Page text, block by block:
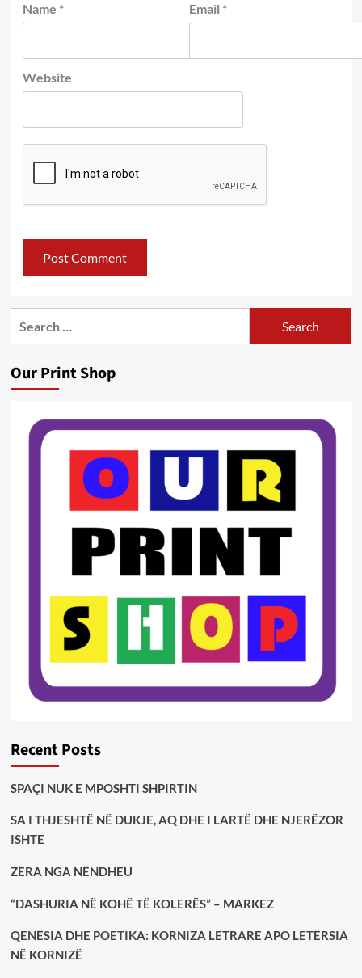
Name * Email *
Website
Our Print Shop
Recent Posts
SPAÇI NUK E MPOSHTI SHPIRTIN
SA I THJESHTË NË DUKJE, AQ DHE I LARTË DHE NJERËZOR
ISHTE
ZËRA NGA NËNDHEU
“DASHURIA NË KOHË TË KOLERËS” – MARKEZ
QENËSIA DHE POETIKA: KORNIZA LETRARE APO LETËRSIA
NË KORNIZË